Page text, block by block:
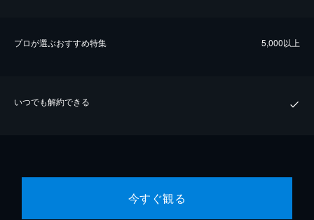
プロが選ぶおすすめ特集 5,000以上
いつでも解約できる
今すぐ観る